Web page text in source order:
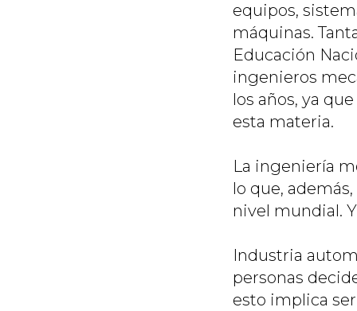
equipos,
máquinas.
Educación
ingenieros
los años, ya
esta materia.
La ingeniería
lo que,
nivel mundial.
Industria
personas
esto implica